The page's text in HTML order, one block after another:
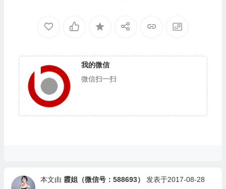
我的微信
微信扫一扫
本文由 霞姐（微信号：588693）
发表于2017-08-28